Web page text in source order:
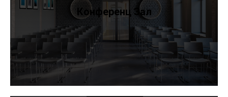
Конференц Зал